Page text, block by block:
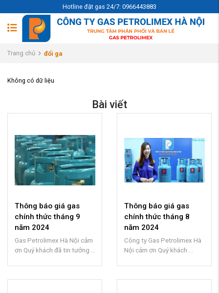
Hotline đặt gas 24/7: 0966443883
Trang chủ đổi ga
Không có dữ liệu
Bài viết
Thông báo giá gas
chính thức tháng 9
năm 2024
Gas Petrolimex Hà Nội cảm
ơn Quý khách đã tin tưởng ...
Thông báo giá gas
chính thức tháng 8
năm 2024
Công ty Gas Petrolimex Hà
Nội cảm ơn Quý khách ...